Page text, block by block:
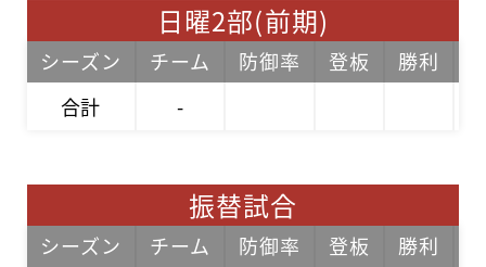
日曜2部(前期)
シーズン チーム 防御率 登板 勝利
合計
-
振替試合
シーズン チーム 防御率 登板 勝利